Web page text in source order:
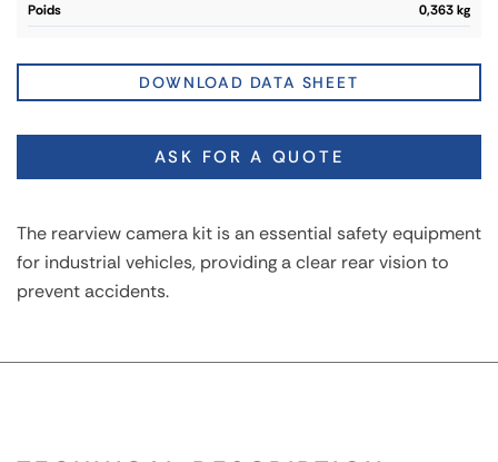
poids
0,363 kg
DOWNLOAD DATA SHEET
ASK FOR A QUOTE
The rearview camera kit is an essential safety equipment
for industrial vehicles, providing a clear rear vision to
prevent accidents.